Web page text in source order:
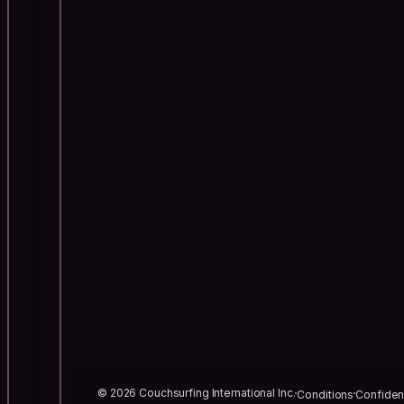
© 2026 Couchsurfing International Inc.Conditions